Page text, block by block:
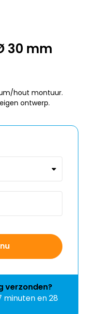
30 mm
hout montuur.
ontwerp.
verzonden?
minuten en 28